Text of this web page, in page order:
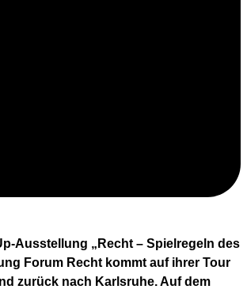
Ausstellung „Recht – Spielregeln des
Forum Recht kommt auf ihrer Tour
zurück nach Karlsruhe. Auf dem